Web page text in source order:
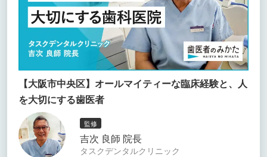
【大阪市中央区】オールマイティーな臨床経験と、人
を大切にする歯医者
監修
吉次 良師 院長
タスクデンタルクリニック